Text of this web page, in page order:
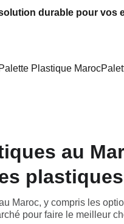
durable pour vos
Palette Plastique Maroc
au
Maroc, y compris les
pour faire le meilleur